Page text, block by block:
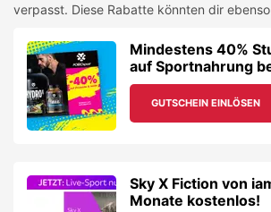
verpasst. Diese Rabatte könnten dir
Mindestens 40%
auf Sportnahrung
GUTSCHEIN EINLÖSEN
Sky X Fiction von
Monate kostenlos!